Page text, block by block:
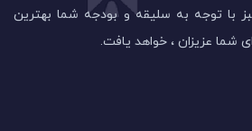
با توجه به سلیقه و بودجه شما بهترین
شما عزیزان ، خواهد یافت.